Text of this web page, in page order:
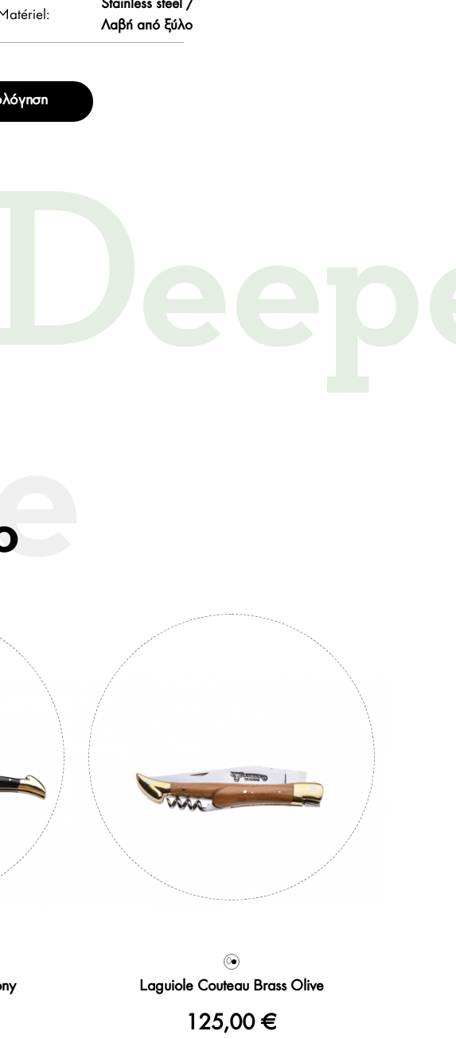
Matériel:
Stainless steel /
Λαβή από ξύλο
0
Laguiole Couteau Brass Olive
125,00 €